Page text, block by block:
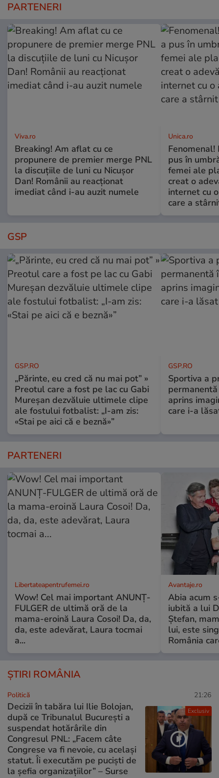
PARTENERI
Viva.ro
Breaking! Am aflat cu ce
propunere de premier merge PNL
la discuțiile de luni cu Nicușor
Dan! Românii au reacționat
imediat când i-au auzit numele
Unica.ro
pus în
femei ale
creat o
internet cu
care a
GSP
GSP.RO
„Părinte, eu cred că nu mai pot” »
Preotul care a fost pe lac cu Gabi
Mureșan dezvăluie ultimele clipe
ale fostului fotbalist: „I-am zis:
«Stai pe aici că e beznă»”
GSP.RO
Sportiva a
aprins
care i-a
PARTENERI
Libertateapentrufemei.ro
Wow! Cel mai important ANUNȚ-
FULGER de ultimă oră de la
mama-eroină Laura Cosoi! Da, da,
da, este adevărat, Laura tocmai
a...
Avantaje.ro
Abia acum
iubită a lui
Ștefan,
lui, este
România
ȘTIRI ROMÂNIA
Exclusiv
Politică 21:26
Decizii în tabăra lui Ilie Bolojan,
după ce Tribunalul București a
suspendat hotărârile din
Congresul PNL: „Facem câte
Congrese va fi nevoie, cu același
statut. Îi executăm pe puciști de
la șefia organizațiilor” – Surse